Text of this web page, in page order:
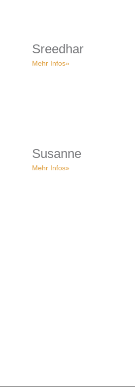
Sreedhar
Mehr Infos»
Susanne
Mehr Infos»